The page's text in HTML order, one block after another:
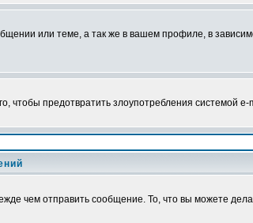
или теме, а так же в вашем профиле, в
чтобы предотвратить злоупотребления системой
чем отправить сообщение. То, что вы можете